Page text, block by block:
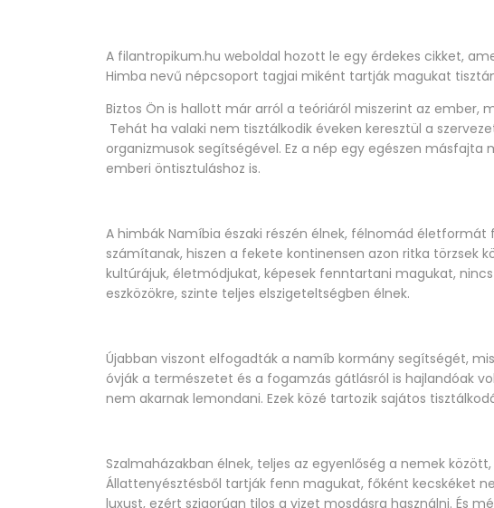
A filantropikum.hu weboldal hozott le egy érdekes cikket,
Himba nevű népcsoport tagjai miként tartják magukat
Biztos Ön is hallott már arról a teóriáról miszerint az ember,
Tehát ha valaki nem tisztálkodik éveken keresztül a
organizmusok segítségével. Ez a nép egy egészen másfajta
emberi öntisztuláshoz is.
A himbák Namíbia északi részén élnek, félnomád
számítanak, hiszen a fekete kontinensen azon ritka törzsek
kultúrájuk, életmódjukat, képesek fenntartani magukat,
eszközökre, szinte teljes elszigeteltségben élnek.
Újabban viszont elfogadták a namíb kormány segítségét,
óvják a természetet és a fogamzás gátlásról is hajlandóak
nem akarnak lemondani. Ezek közé tartozik sajátos
Szalmaházakban élnek, teljes az egyenlőség a nemek
Állattenyésztésből tartják fenn magukat, főként kecskéket
luxust, ezért szigorúan tilos a vizet mosdásra használni. És